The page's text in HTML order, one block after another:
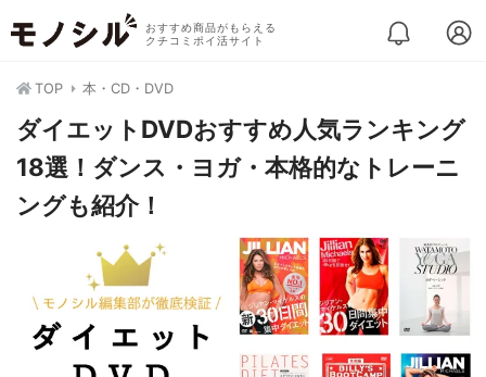
おすすめ商品がもらえる
クチコミポイ活サイト
TOP 本・CD・DVD
ダイエットDVDおすすめ人気ランキング
18選！ダンス・ヨガ・本格的なトレーニ
ングも紹介！